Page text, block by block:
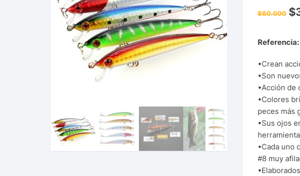
$60.000 $
•Crean
•Son
•Acción de
•Colores
peces más
•Sus ojos
•Cada uno
#8 muy